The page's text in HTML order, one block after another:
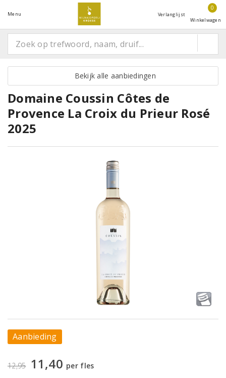
Menu Verlanglijst
0
Winkelwagen
Bekijk alle aanbiedingen
Domaine Coussin Côtes de
Provence La Croix du Prieur Rosé
2025
Aanbieding
12,95 11,40 per fles